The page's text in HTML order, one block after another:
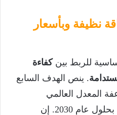
نظيفة وبأسعار
للربط بينكفاءة
. ينص الهدف السابع
المعدل العالمي
للتحسن في كفاءة الطاقة بحلول عام 2030. إن